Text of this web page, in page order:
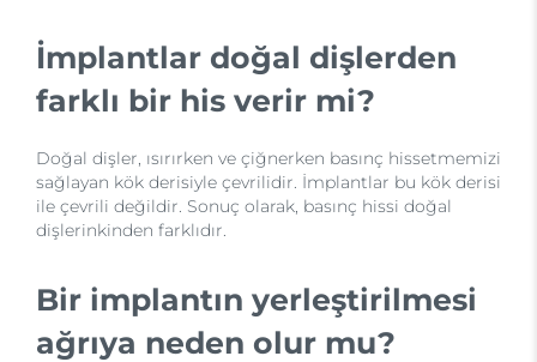
İmplantlar doğal dişlerden
farklı bir his verir mi?
Doğal dişler, ısırırken ve çiğnerken basınç hissetmemizi
sağlayan kök derisiyle çevrilidir. İmplantlar bu kök derisi
ile çevrili değildir. Sonuç olarak, basınç hissi doğal
dişlerinkinden farklıdır.
Bir implantın yerleştirilmesi
ağrıya neden olur mu?